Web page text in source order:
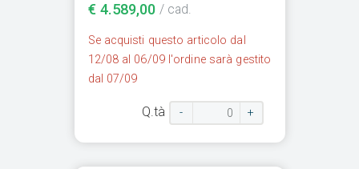
€ 4.589,00 / cad.
Se acquisti questo articolo dal
12/08 al 06/09 l'ordine sarà gestito
dal 07/09
Q.tà - +